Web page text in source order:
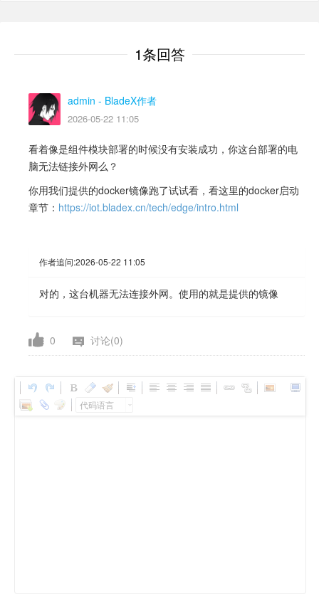
1条回答
admin - BladeX作者
2026-05-22 11:05
看着像是组件模块部署的时候没有安装成功，你这台部署的电
脑无法链接外网么？
你用我们提供的docker镜像跑了试试看，看这里的docker启动
章节： https://iot.bladex.cn/tech/edge/intro.html
作者追问:2026-05-22 11:05
对的，这台机器无法连接外网。使用的就是提供的镜像
0 讨论(0)
代码语言